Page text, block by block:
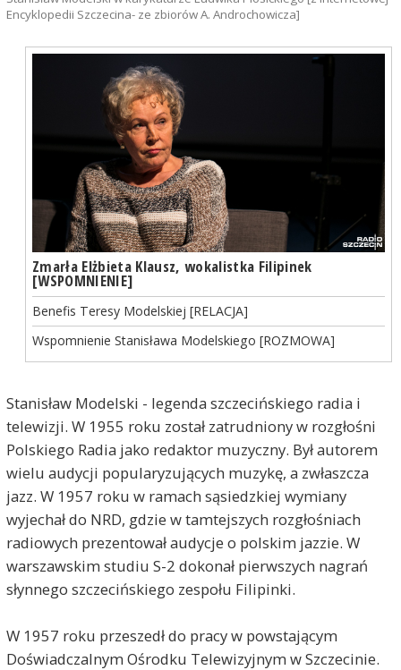
Encyklopedii Szczecina- ze zbiorów A. Androchowicza]
Zmarła Elżbieta Klausz, wokalistka Filipinek
[WSPOMNIENIE]
Benefis Teresy Modelskiej [RELACJA]
Wspomnienie Stanisława Modelskiego [ROZMOWA]
Stanisław Modelski - legenda szczecińskiego radia i
telewizji. W 1955 roku został zatrudniony w rozgłośni
Polskiego Radia jako redaktor muzyczny. Był autorem
wielu audycji popularyzujących muzykę, a zwłaszcza
jazz. W 1957 roku w ramach sąsiedzkiej wymiany
wyjechał do NRD, gdzie w tamtejszych rozgłośniach
radiowych prezentował audycje o polskim jazzie. W
warszawskim studiu S-2 dokonał pierwszych nagrań
słynnego szczecińskiego zespołu Filipinki.
W 1957 roku przeszedł do pracy w powstającym
Doświadczalnym Ośrodku Telewizyjnym w Szczecinie.